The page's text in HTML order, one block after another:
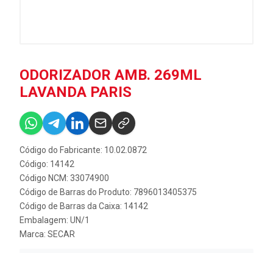
ODORIZADOR AMB. 269ML
LAVANDA PARIS
Código do Fabricante: 10.02.0872
Código: 14142
Código NCM: 33074900
Código de Barras do Produto: 7896013405375
Código de Barras da Caixa: 14142
Embalagem: UN/1
Marca: SECAR